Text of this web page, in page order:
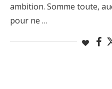
ambition. Somme toute,
pour ne …